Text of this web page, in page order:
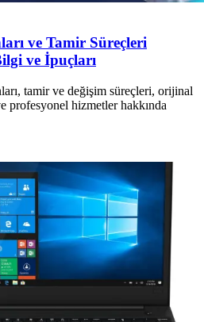
ve Tamir Süreçleri
ve İpuçları
tamir ve değişim süreçleri, orijinal
profesyonel hizmetler hakkında